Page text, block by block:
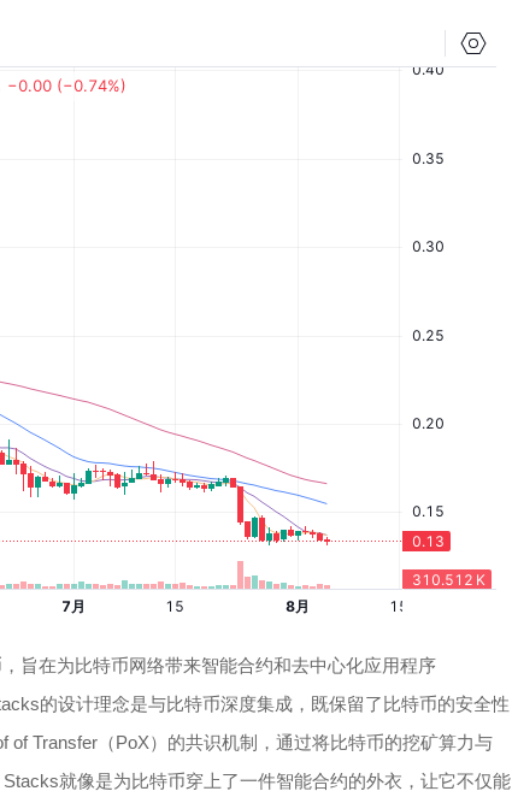
旨在为比特币网络带来智能合约和去中心化应用程序
的设计理念是与比特币深度集成，既保留了比特币的安全性
Transfer（PoX）的共识机制，通过将比特币的挖矿算力与
就像是为比特币穿上了一件智能合约的外衣，让它不仅能